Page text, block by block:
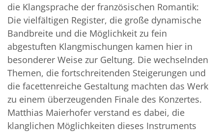
die Klangsprache der französischen Romantik:
Die vielfältigen Register, die große dynamische
Bandbreite und die Möglichkeit zu fein
abgestuften Klangmischungen kamen hier in
besonderer Weise zur Geltung. Die wechselnden
Themen, die fortschreitenden Steigerungen und
die facettenreiche Gestaltung machten das Werk
zu einem überzeugenden Finale des Konzertes.
Matthias Maierhofer verstand es dabei, die
klanglichen Möglichkeiten dieses Instruments